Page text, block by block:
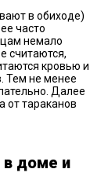
в обиходе)
часто
немало
считаются,
кровью и
Тем не менее
Далее
от тараканов
в доме и